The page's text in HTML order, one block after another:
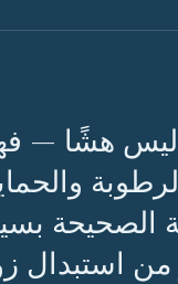
هشًا —
الصحيحة
من استبدال